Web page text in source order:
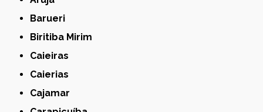
Barueri
Biritiba Mirim
Caieiras
Caierias
Cajamar